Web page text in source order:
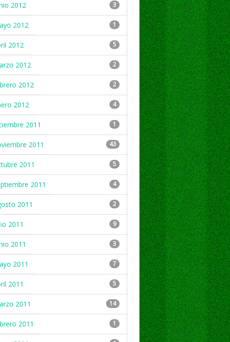
2012 3
2012 1
2012 5
2012 2
2012 2
2012 4
2011 1
2011 43
2011 5
2011 4
2011 2
2011 9
2011 3
2011 7
2011 5
2011 14
2011 1